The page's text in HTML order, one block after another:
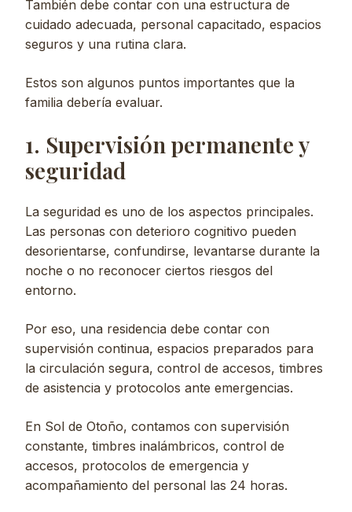
También debe contar con una estructura de
cuidado adecuada, personal capacitado, espacios
seguros y una rutina clara.
Estos son algunos puntos importantes que la
familia debería evaluar.
1. Supervisión permanente y
seguridad
La seguridad es uno de los aspectos principales.
Las personas con deterioro cognitivo pueden
desorientarse, confundirse, levantarse durante la
noche o no reconocer ciertos riesgos del
entorno.
Por eso, una residencia debe contar con
supervisión continua, espacios preparados para
la circulación segura, control de accesos, timbres
de asistencia y protocolos ante emergencias.
En Sol de Otoño, contamos con supervisión
constante, timbres inalámbricos, control de
accesos, protocolos de emergencia y
acompañamiento del personal las 24 horas.